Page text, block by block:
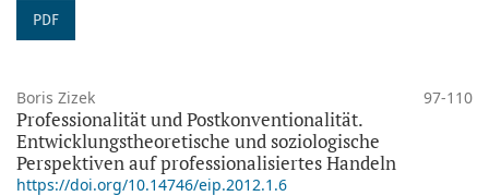
PDF
Boris Zizek 97-110
Professionalität und Postkonventionalität.
Entwicklungstheoretische und soziologische
Perspektiven auf professionalisiertes Handeln
https://doi.org/10.14746/eip.2012.1.6